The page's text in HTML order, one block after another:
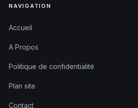
NAVIGATION
Accueil
A Propos
Politique de confidentialité
Plan site
Contact